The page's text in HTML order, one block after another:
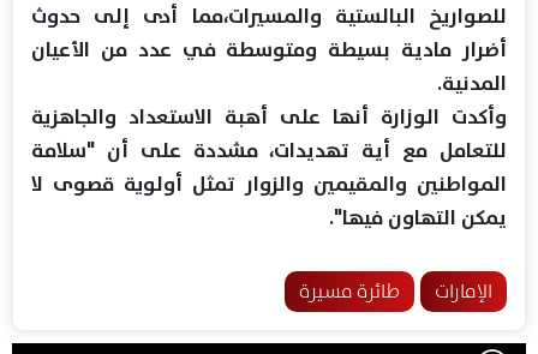
للصواريخ البالستية والمسيرات،مما أدى إلى حدوث
أضرار مادية بسيطة ومتوسطة في عدد من الأعيان
المدنية.
وأكدت الوزارة أنها على أهبة الاستعداد والجاهزية
للتعامل مع أية تهديدات، مشددة على أن "سلامة
المواطنين والمقيمين والزوار تمثل أولوية قصوى لا
يمكن التهاون فيها".
الإمارات طائرة مسيرة